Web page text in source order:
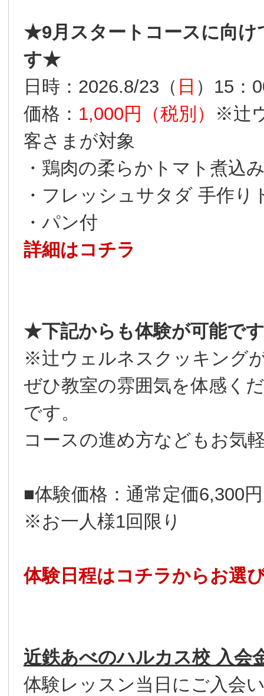
★9月スタートコースに向け
す★
日時：2026.8/23（ 日 ）15：
価格： 1,000円（税別）
※辻
客さまが対象
・鶏肉の柔らかトマト煮込
・フレッシュサタダ 手作り
・パン付
詳細はコチラ
★下記からも体験が可能で
※辻ウェルネスクッキング
ぜひ教室の雰囲気を体感く
です。
コースの進め方などもお気
■体験価格：通常定価6,300
※お一人様1回限り
体験日程はコチラからお選
近鉄あべのハルカス校 入会
体験レッスン当日にご入会